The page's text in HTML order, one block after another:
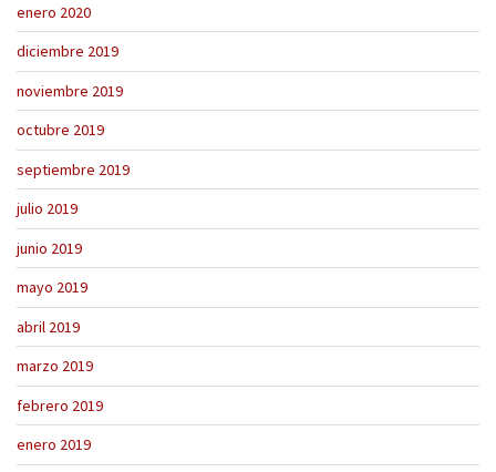
enero 2020
diciembre 2019
noviembre 2019
octubre 2019
septiembre 2019
julio 2019
junio 2019
mayo 2019
abril 2019
marzo 2019
febrero 2019
enero 2019